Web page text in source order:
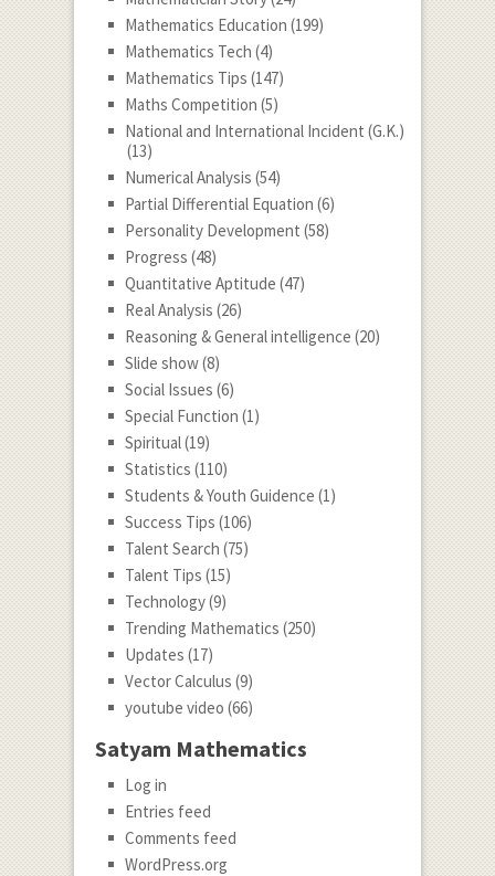
Mathematics Education (199)
Mathematics Tech (4)
Mathematics Tips (147)
Maths Competition (5)
National and International Incident (G.K.)
(13)
Numerical Analysis (54)
Partial Differential Equation (6)
Personality Development (58)
Progress (48)
Quantitative Aptitude (47)
Real Analysis (26)
Reasoning & General intelligence (20)
Slide show(8)
Social Issues (6)
Special Function (1)
Spiritual(19)
Statistics (110)
Students & Youth Guidence (1)
Success Tips (106)
Talent Search (75)
Talent Tips (15)
Technology(9)
Trending Mathematics (250)
Updates (17)
Vector Calculus (9)
youtube video (66)
Satyam Mathematics
Log in
Entries feed
Comments feed
WordPress.org